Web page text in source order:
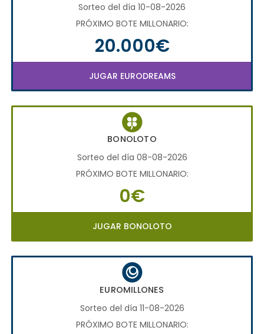
Sorteo del día 10-08-2026
PRÓXIMO BOTE MILLONARIO:
20.000€
JUGAR EURODREAMS
BONOLOTO
Sorteo del día 08-08-2026
PRÓXIMO BOTE MILLONARIO:
0€
JUGAR BONOLOTO
EUROMILLONES
Sorteo del día 11-08-2026
PRÓXIMO BOTE MILLONARIO: